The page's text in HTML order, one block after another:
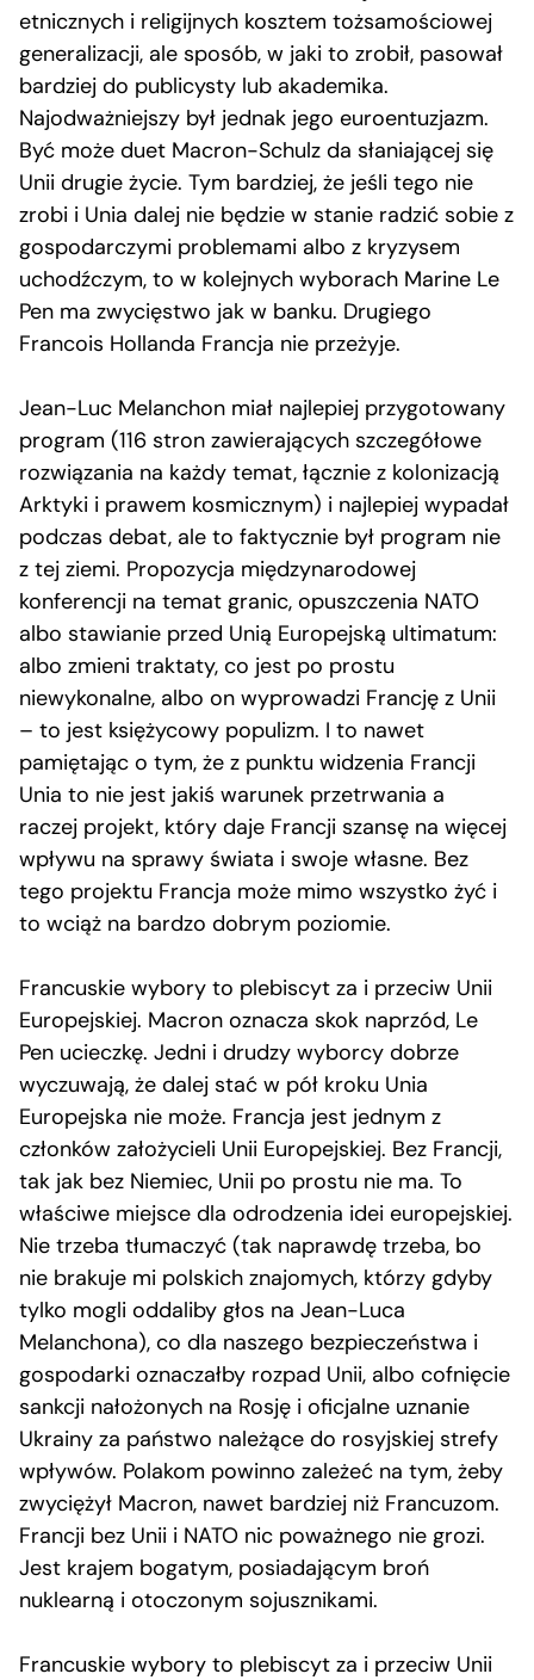
etnicznych i religijnych kosztem tożsamościowej
generalizacji, ale sposób, w jaki to zrobił, pasował
bardziej do publicysty lub akademika.
Najodważniejszy był jednak jego euroentuzjazm.
Być może duet Macron-Schulz da słaniającej się
Unii drugie życie. Tym bardziej, że jeśli tego nie
zrobi i Unia dalej nie będzie w stanie radzić sobie z
gospodarczymi problemami albo z kryzysem
uchodźczym, to w kolejnych wyborach Marine Le
Pen ma zwycięstwo jak w banku. Drugiego
Francois Hollanda Francja nie przeżyje.
Jean-Luc Melanchon miał najlepiej przygotowany
program (116 stron zawierających szczegółowe
rozwiązania na każdy temat, łącznie z kolonizacją
Arktyki i prawem kosmicznym) i najlepiej wypadał
podczas debat, ale to faktycznie był program nie
z tej ziemi. Propozycja międzynarodowej
konferencji na temat granic, opuszczenia NATO
albo stawianie przed Unią Europejską ultimatum:
albo zmieni traktaty, co jest po prostu
niewykonalne, albo on wyprowadzi Francję z Unii
– to jest księżycowy populizm. I to nawet
pamiętając o tym, że z punktu widzenia Francji
Unia to nie jest jakiś warunek przetrwania a
raczej projekt, który daje Francji szansę na więcej
wpływu na sprawy świata i swoje własne. Bez
tego projektu Francja może mimo wszystko żyć i
to wciąż na bardzo dobrym poziomie.
Francuskie wybory to plebiscyt za i przeciw Unii
Europejskiej. Macron oznacza skok naprzód, Le
Pen ucieczkę. Jedni i drudzy wyborcy dobrze
wyczuwają, że dalej stać w pół kroku Unia
Europejska nie może. Francja jest jednym z
członków założycieli Unii Europejskiej. Bez Francji,
tak jak bez Niemiec, Unii po prostu nie ma. To
właściwe miejsce dla odrodzenia idei europejskiej.
Nie trzeba tłumaczyć (tak naprawdę trzeba, bo
nie brakuje mi polskich znajomych, którzy gdyby
tylko mogli oddaliby głos na Jean-Luca
Melanchona), co dla naszego bezpieczeństwa i
gospodarki oznaczałby rozpad Unii, albo cofnięcie
sankcji nałożonych na Rosję i oficjalne uznanie
Ukrainy za państwo należące do rosyjskiej strefy
wpływów. Polakom powinno zależeć na tym, żeby
zwyciężył Macron, nawet bardziej niż Francuzom.
Francji bez Unii i NATO nic poważnego nie grozi.
Jest krajem bogatym, posiadającym broń
nuklearną i otoczonym sojusznikami.
Francuskie wybory to plebiscyt za i przeciw Unii